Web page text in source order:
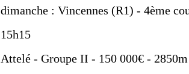
dimanche : Vincennes (R1) - 4ème
15h15
Attelé - Groupe II - 150 000€ -